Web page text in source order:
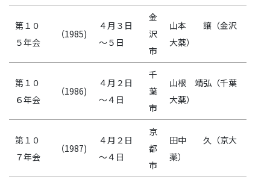
第１０
５年会
（1985)
４月３日
～５日
金
沢
市
山本 譲（金沢
大薬）
第１０
６年会
（1986)
４月２日
～４日
千
葉
市
山根 靖弘（千葉
大薬）
第１０
７年会
（1987)
４月２日
～４日
京
都
市
田中 久（京大
薬）